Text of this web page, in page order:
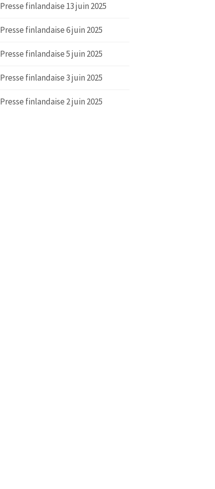
Presse finlandaise 13 juin 2025
Presse finlandaise 6 juin 2025
Presse finlandaise 5 juin 2025
Presse finlandaise 3 juin 2025
Presse finlandaise 2 juin 2025